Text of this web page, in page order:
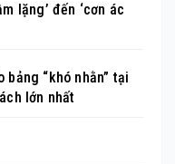
lặng’ đến ‘cơn ác
bảng “khó nhằn” tại
lớn nhất